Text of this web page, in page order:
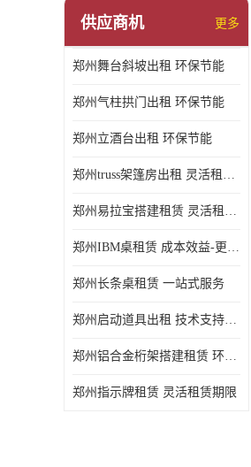
供应商机 更多
郑州舞台斜坡出租 环保节能
郑州气柱拱门出租 环保节能
郑州立酒台出租 环保节能
郑州truss架篷房出租 灵活租赁期限
郑州易拉宝搭建租赁 灵活租赁期限
郑州IBM桌租赁 成本效益-更具经济性和实用性
郑州长条桌租赁 一站式服务
郑州启动道具出租 技术支持与现场服务
郑州铝合金桁架搭建租赁 环保节能
郑州指示牌租赁 灵活租赁期限